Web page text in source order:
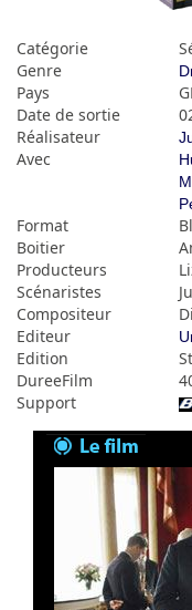
Catégorie
Genre
Pays
Date de sortie
Réalisateur
Avec
Format
Boitier
Producteurs
Scénaristes
Compositeur
Editeur
Edition
DureeFilm
Support